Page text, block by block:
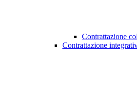
Contrattazione
Contrattazione